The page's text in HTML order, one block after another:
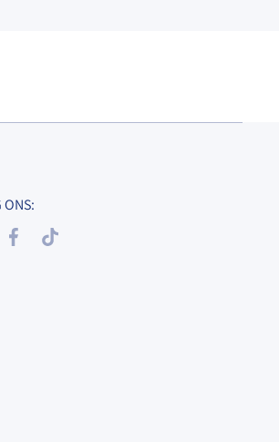
ONS:
nenaspetsandhorses
facebookcom/nenasdogscats
tiktokcom/@nenaspetsnl